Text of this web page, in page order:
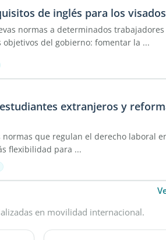
de inglés para los visados
normas a determinados trabajadores
objetivos del gobierno: fomentar la ...
extranjeros y
que regulan el derecho laboral
flexibilidad para ...
en movilidad internacional.